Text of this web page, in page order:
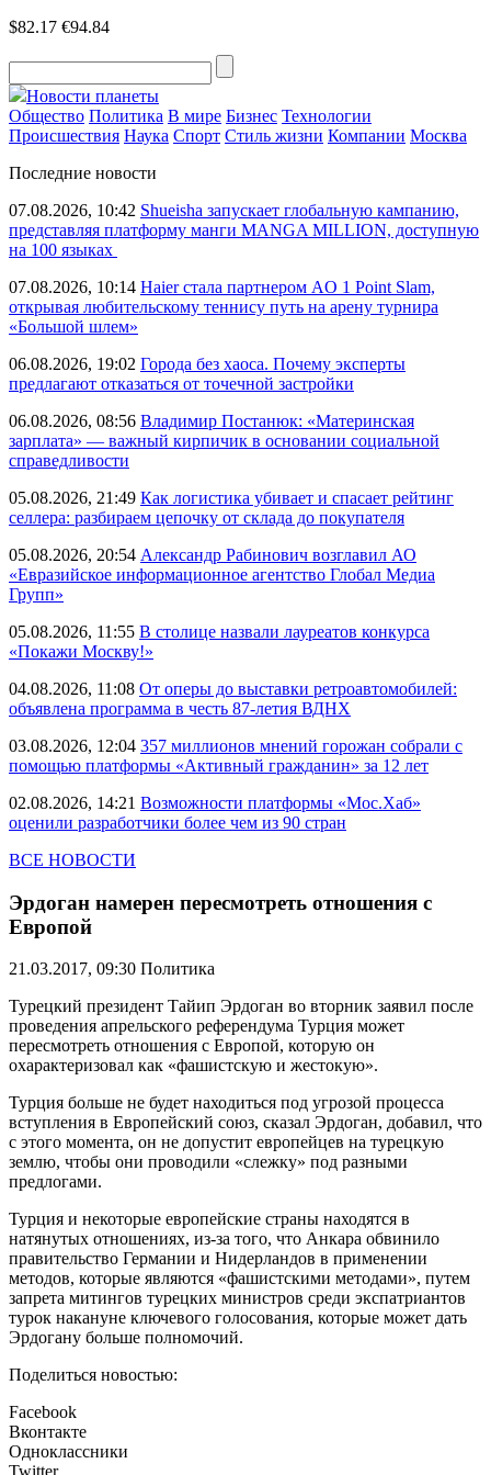
$82.17 €94.84
Новости планеты
Общество Политика В мире Бизнес Технологии
Происшествия Наука Спорт Стиль жизни Компании Москва
Последние новости
07.08.2026, 10:42 Shueisha запускает глобальную кампанию,
представляя платформу манги MANGA MILLION, доступную
на 100 языках
07.08.2026, 10:14 Haier стала партнером AO 1 Point Slam,
открывая любительскому теннису путь на арену турнира
«Большой шлем»
06.08.2026, 19:02 Города без хаоса. Почему эксперты
предлагают отказаться от точечной застройки
06.08.2026, 08:56 Владимир Постанюк: «Материнская
зарплата» — важный кирпичик в основании социальной
справедливости
05.08.2026, 21:49 Как логистика убивает и спасает рейтинг
селлера: разбираем цепочку от склада до покупателя
05.08.2026, 20:54 Александр Рабинович возглавил АО
«Евразийское информационное агентство Глобал Медиа
Групп»
05.08.2026, 11:55 В столице назвали лауреатов конкурса
«Покажи Москву!»
04.08.2026, 11:08 От оперы до выставки ретроавтомобилей:
объявлена программа в честь 87-летия ВДНХ
03.08.2026, 12:04 357 миллионов мнений горожан собрали с
помощью платформы «Активный гражданин» за 12 лет
02.08.2026, 14:21 Возможности платформы «Мос.Хаб»
оценили разработчики более чем из 90 стран
ВСЕ НОВОСТИ
Эрдоган намерен пересмотреть отношения с
Европой
21.03.2017, 09:30 Политика
Турецкий президент Тайип Эрдоган во вторник заявил после
проведения апрельского референдума Турция может
пересмотреть отношения с Европой, которую он
охарактеризовал как «фашистскую и жестокую».
Турция больше не будет находиться под угрозой процесса
вступления в Европейский союз, сказал Эрдоган, добавил, что
с этого момента, он не допустит европейцев на турецкую
землю, чтобы они проводили «слежку» под разными
предлогами.
Турция и некоторые европейские страны находятся в
натянутых отношениях, из-за того, что Анкара обвинило
правительство Германии и Нидерландов в применении
методов, которые являются «фашистскими методами», путем
запрета митингов турецких министров среди экспатриантов
турок накануне ключевого голосования, которые может дать
Эрдогану больше полномочий.
Поделиться новостью:
Facebook
Вконтакте
Одноклассники